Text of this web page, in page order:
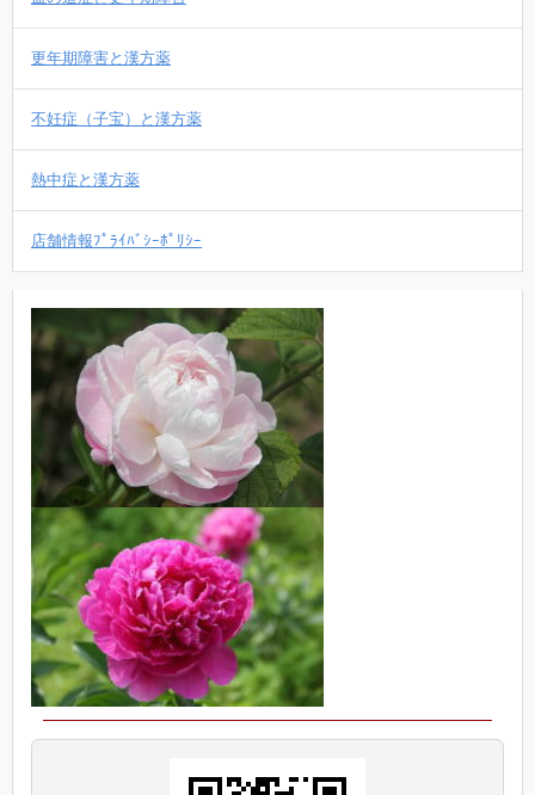
更年期障害と漢方薬
不妊症（子宝）と漢方薬
熱中症と漢方薬
店舗情報ﾌﾟﾗｲﾊﾞｼｰﾎﾟﾘｼｰ